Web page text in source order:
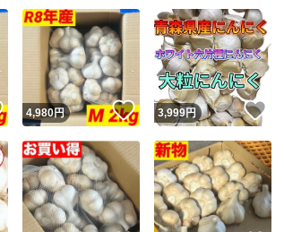
スピード&安心発送
※このバッジは実績に基づく表示であり、発送を保証して
スピード＆安心発送
このユーザーは高頻度で
ます
スピード発送 このユーザーは高頻度で
安心発送 このユーザーは設定した
キャンセル
いいね！
4,980円 いいね！
3,999円